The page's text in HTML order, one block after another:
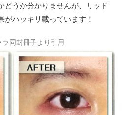
どうか分かりませんが、リッド
がハッキリ載っています！
同封冊子より引用